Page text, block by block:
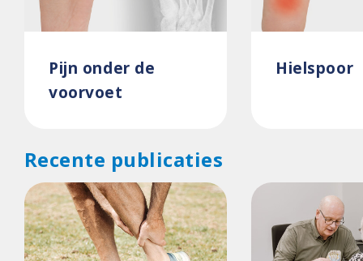
Pijn onder de
voorvoet
Hielspoor
Recente publicaties